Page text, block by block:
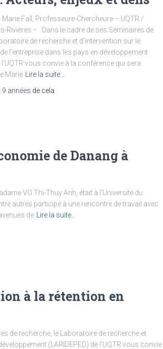
Marie Fall, Professeure-Chercheure – UQTR /
Rivières – Dans le cadre de ses Séminaires de
de recherche et d’intervention sur le
l’entreprise dans les pays en développement
l’UQTR vous convie à la conférence qui sera
Marie
Lire la suite…
9 années de cela
de Danang à
VO Thi-Thuy Anh, était à l’Université du
autres participé à une rencontre de travail avec
de
Lire la suite…
à la rétention en
de recherche, le Laboratoire de recherche et
(LARIDEPED) de l’UQTR vous convie